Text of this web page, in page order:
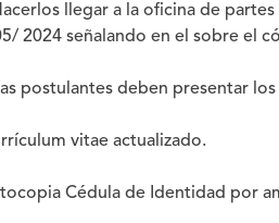
llegar a la oficina de
2024 señalando en el sobre el
postulantes deben presentar
vitae actualizado.
Cédula de Identidad por